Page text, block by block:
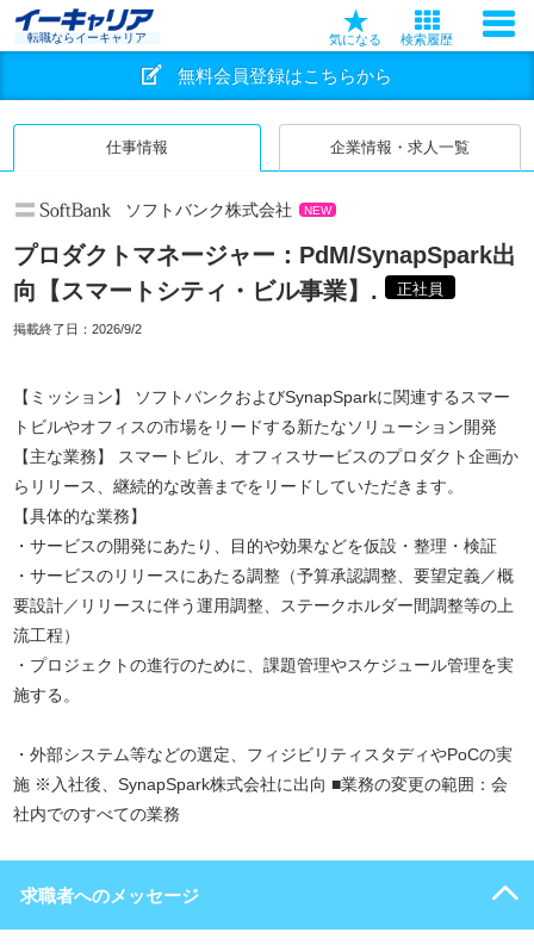
転職ならイーキャリア 気になる 検索履歴
無料会員登録はこちらから
仕事情報 企業情報・求人一覧
ソフトバンク株式会社 NEW
プロダクトマネージャー：PdM/SynapSpark出
向【スマートシティ・ビル事業】.
正社員
掲載終了日： 2026/9/2
【ミッション】 ソフトバンクおよびSynapSparkに関連するスマー
トビルやオフィスの市場をリードする新たなソリューション開発
【主な業務】 スマートビル、オフィスサービスのプロダクト企画か
らリリース、継続的な改善までをリードしていただきます。
【具体的な業務】
・サービスの開発にあたり、目的や効果などを仮設・整理・検証
・サービスのリリースにあたる調整（予算承認調整、要望定義／概
要設計／リリースに伴う運用調整、ステークホルダー間調整等の上
流工程）
・プロジェクトの進行のために、課題管理やスケジュール管理を実
施する。
・外部システム等などの選定、フィジビリティスタディやPoCの実
施 ※入社後、SynapSpark株式会社に出向 ■業務の変更の範囲：会
社内でのすべての業務
求職者へのメッセージ